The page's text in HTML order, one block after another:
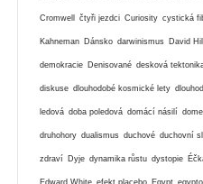
Cromwell čtyři jezdci Curiosity cystická
Kahneman Dánsko darwinismus David
demokracie Denisované desková
diskuse dlouhodobé kosmické lety
ledová doba poledová domácí násilí
druhohory dualismus duchové duchovní
zdraví Dyje dynamika růstu dystopie
Edward White efekt placebo Egypt